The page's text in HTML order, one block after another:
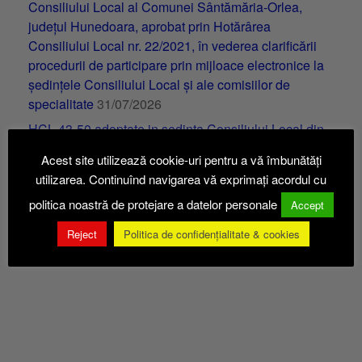
Consiliului Local al Comunei Sântămăria-Orlea,
județul Hunedoara, aprobat prin Hotărârea
Consiliului Local nr. 22/2021, în vederea clarificării
procedurii de participare prin mijloace electronice la
ședințele Consiliului Local și ale comisiilor de
specialitate 31/07/2026
HCL 43-50 adoptate in sedinta Consiliului Local din
proces-verbal sedinta 10.07.2026 31/07/2026
Ședința Consiliului Local din 28.08.2025
Posted on29/08/2025
Acest site utilizează cookie-uri pentru a vă îmbunătăți
utilizarea. Continuînd navigarea vă exprimați acordul cu
politica noastră de protejare a datelor personale
Accept
Reject
Politica de confidențialitate & cookies